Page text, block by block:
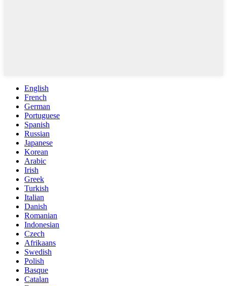
English
French
German
Portuguese
Spanish
Russian
Japanese
Korean
Arabic
Irish
Greek
Turkish
Italian
Danish
Romanian
Indonesian
Czech
Afrikaans
Swedish
Polish
Basque
Catalan